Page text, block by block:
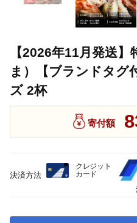
【2026年11月発送
ま）【ブランドタグ
ズ 2杯
寄付額
決済方法
クレジット
カード